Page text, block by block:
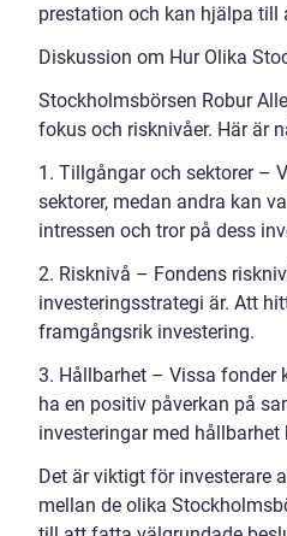
prestation och kan hjälpa
Diskussion om Hur Olika
Stockholmsbörsen Robur
fokus och risknivåer. Här är
1. Tillgångar och sektorer –
sektorer, medan andra kan
intressen och tror på dess
2. Risknivå – Fondens
investeringsstrategi är. Att
framgångsrik investering.
3. Hållbarhet – Vissa fonder
ha en positiv påverkan på
investeringar med
Det är viktigt för investerare
mellan de olika